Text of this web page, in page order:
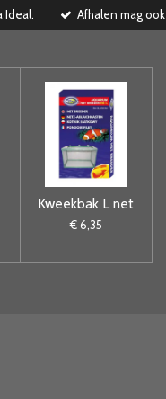
Ideal. Afhalen mag ook
Kweekbak L net
€ 6,35